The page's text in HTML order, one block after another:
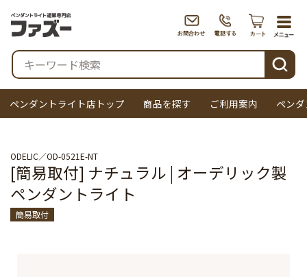
検索
ペンダントライト店トップ 商品を探す ご利用案内 ペン
ODELIC OD-0521E-NT
[簡易取付] ナチュラル | オーデリック製
ペンダントライト
簡易取付